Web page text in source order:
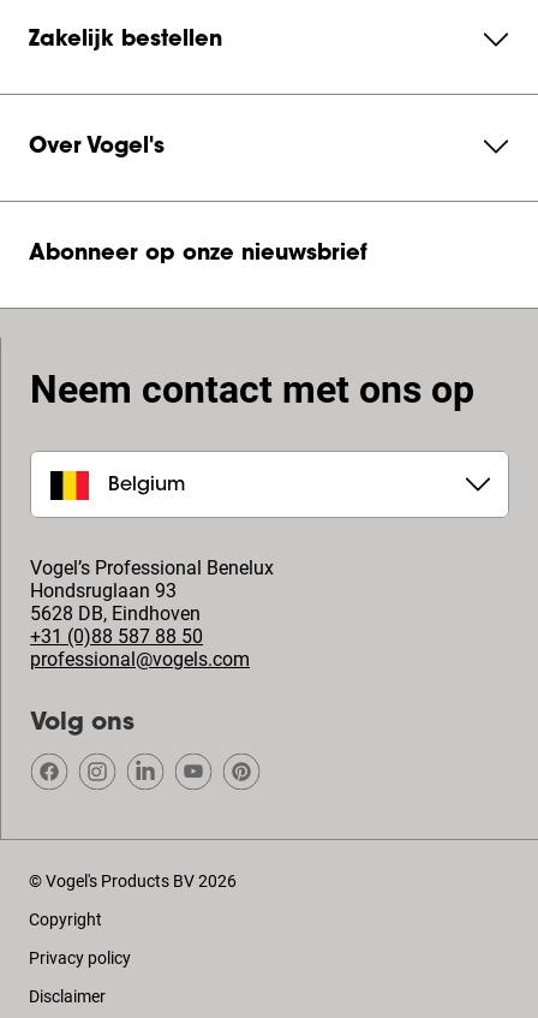
Zakelijk bestellen
Over Vogel's
Abonneer op onze nieuwsbrief
Neem contact met ons op
Belgium
Vogel’s Professional Benelux
Hondsruglaan 93
5628 DB, Eindhoven
+31 (0)88 587 88 50
professional@vogels.com
Volg ons
© Vogel's Products BV2026
Copyright
Privacy policy
Disclaimer